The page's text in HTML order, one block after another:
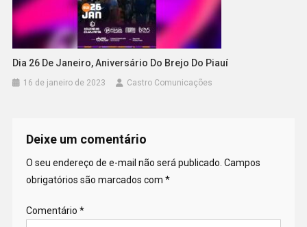
Dia 26 De Janeiro, Aniversário Do Brejo Do Piauí
16 de janeiro de 2023 Castro Comunicações
Deixe um comentário
O seu endereço de e-mail não será publicado. Campos
obrigatórios são marcados com *
Comentário *